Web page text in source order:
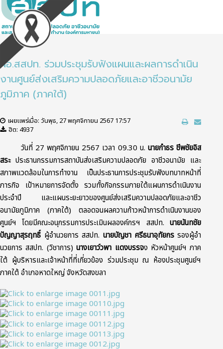
ผอ.สสปท. ร่วมประชุมรับฟังแผนและผลการดำเนิน
งานศูนย์ส่งเสริมความปลอดภัยและอาชีวอนามัย
ภูมิภาค (ภาคใต้)
เผยแพร่เมื่อ: วันพุธ, 27 พฤศจิกายน 2567 17:57
ฮิต: 4937
วันที่ 27 พฤศจิกายน 2567 เวลา 09.30 น.นายกำธร ชีพชัยอิส
สระประธานกรรมการสถาบันส่งเสริมความปลอดภัย อาชีวอนามัย และ
สภาพแวดล้อมในการทำงาน เป็นประธานการประชุมรับฟังบทบาทหน้าที่
ภารกิจ เป้าหมายการจัดตั้ง รวมทั้งกิจกรรมภายใต้แผนการดำเนินงาน
ประจำปี และแผนระยะยาวของศูนย์ส่งเสริมความปลอดภัยและอาชีว
อนามัยภูมิภาค (ภาคใต้) ตลอดจนผลความก้าวหน้าการดำเนินงานของ
ศูนย์ฯ โดยมีคณะอนุกรรมการประเมินผลองค์กรฯ สสปท.นายนันทชัย
ปัญญาสุรฤทธิ์ ผู้อำนวยการ สสปท. นายบัญชา ศรีธนาอุทัยกรรองผู้อํา
นวยการ สสปท. (วิชาการ)นางเยาว์วพา แดงบรรจง หัวหน้าศูนย์ฯ ภาค
ใต้ ผู้บริหารและเจ้าหน้าที่ที่เกี่ยวข้อง ร่วมประชุม ณ ห้องประชุมศูนย์ฯ
ภาคใต้ อำเภอหาดใหญ่ จังหวัดสงขลา